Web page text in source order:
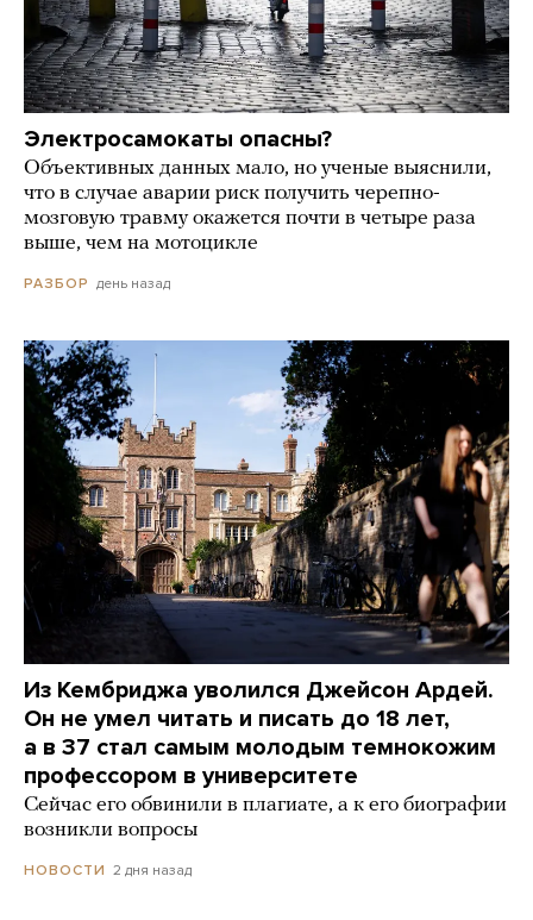
Электросамокаты опасны?
Объективных данных мало, но ученые выяснили,
что в случае аварии риск получить черепно-
мозговую травму окажется почти в четыре раза
выше, чем на мотоцикле
РАЗБОР день назад
Из Кембриджа уволился Джейсон Ардей.
Он не умел читать и писать до 18 лет,
а в 37 стал самым молодым темнокожим
профессором в университете
Сейчас его обвинили в плагиате, а к его биографии
возникли вопросы
НОВОСТИ 2 дня назад